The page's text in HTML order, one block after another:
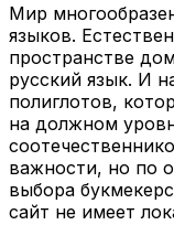
Мир
языков.
пространстве
русский язык. И
полиглотов,
на должном
важности, но по
выбора
сайт не имеет